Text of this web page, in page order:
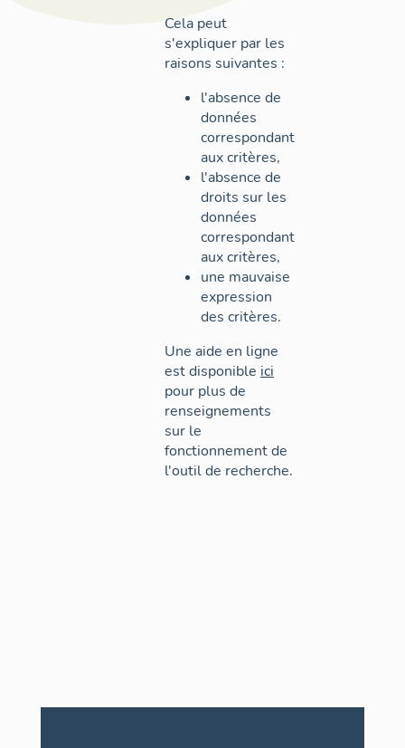
Cela peut
s'expliquer par les
raisons suivantes :
l'absence de
données
correspondant
aux critères,
l'absence de
droits sur les
données
correspondant
aux critères,
une mauvaise
expression
des critères.
Une aide en ligne
est disponible ici
pour plus de
renseignements
sur le
fonctionnement de
l'outil de recherche.